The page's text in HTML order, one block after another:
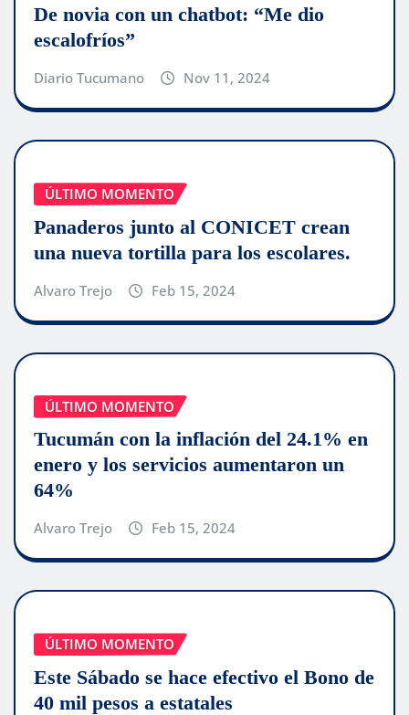
De novia con un chatbot: “Me dio
escalofríos”
Diario Tucumano Nov 11, 2024
ÚLTIMO MOMENTO
Panaderos junto al CONICET crean
una nueva tortilla para los escolares.
Alvaro Trejo Feb 15, 2024
ÚLTIMO MOMENTO
Tucumán con la inflación del 24.1% en
enero y los servicios aumentaron un
64%
Alvaro Trejo Feb 15, 2024
ÚLTIMO MOMENTO
Este Sábado se hace efectivo el Bono de
40 mil pesos a estatales